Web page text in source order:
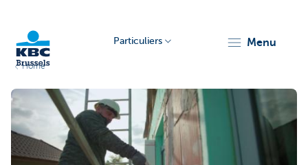
Particuliers menu
Home